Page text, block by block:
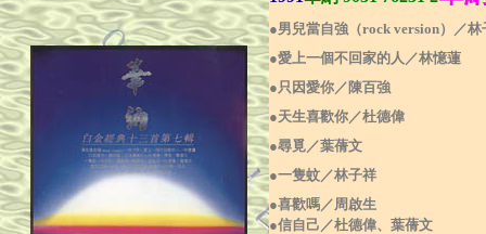
●男兒當自強（rock version）／林
●愛上一個不回家的人／林憶蓮
●只因愛你／陳百強
●天生喜歡你／杜德偉
●尋覓／葉蒨文
●一隻蚊／林子祥
●喜歡嗎／周啟生
●信自己／杜德偉、葉蒨文